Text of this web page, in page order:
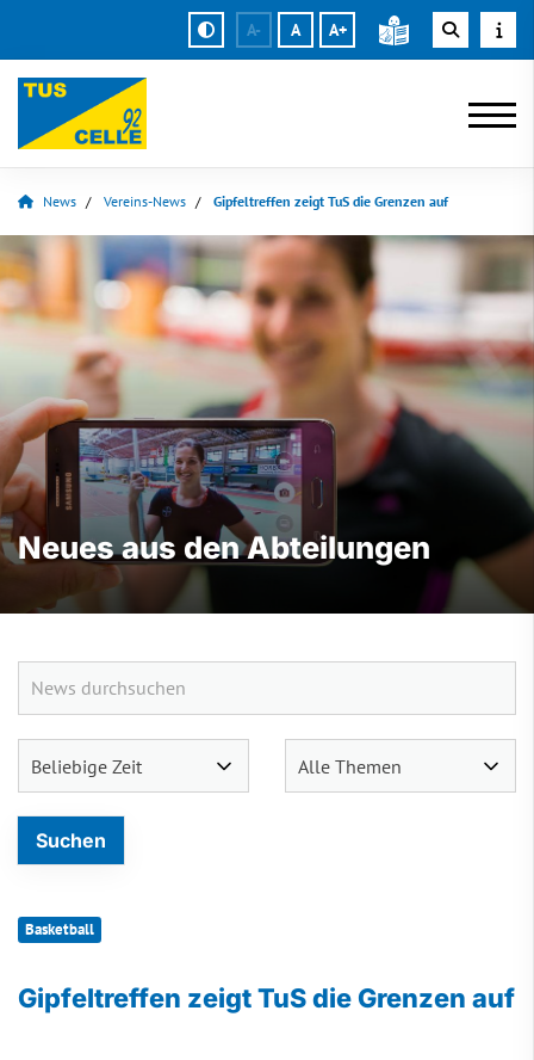
A- A A+
News Vereins-News Gipfeltreffen zeigt TuS die Grenzen auf
Neues aus den Abteilungen
Basketball
Gipfeltreffen zeigt TuS die Grenzen auf